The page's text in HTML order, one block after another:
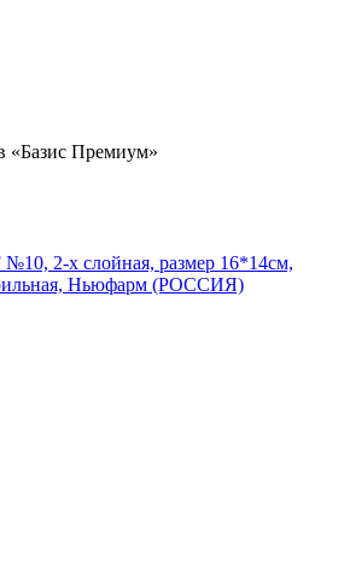
«Базис Премиум»
№10, 2-х слойная, размер 16*14см,
Ньюфарм (РОССИЯ)